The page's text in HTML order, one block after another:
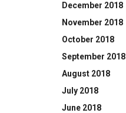
December 2018
November 2018
October 2018
September 2018
August 2018
July 2018
June 2018